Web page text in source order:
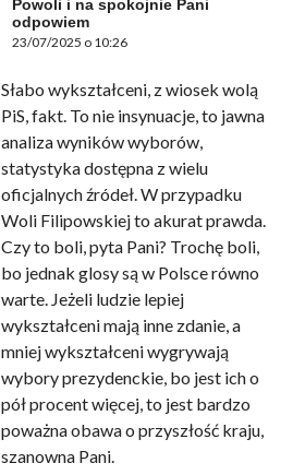
Powoli i na spokojnie Pani
odpowiem
23/07/2025 o 10:26
Słabo wykształceni, z wiosek wolą
PiS, fakt. To nie insynuacje, to jawna
analiza wyników wyborów,
statystyka dostępna z wielu
oficjalnych źródeł. W przypadku
Woli Filipowskiej to akurat prawda.
Czy to boli, pyta Pani? Trochę boli,
bo jednak glosy są w Polsce równo
warte. Jeżeli ludzie lepiej
wykształceni mają inne zdanie, a
mniej wykształceni wygrywają
wybory prezydenckie, bo jest ich o
pół procent więcej, to jest bardzo
poważna obawa o przyszłość kraju,
szanowna Pani.